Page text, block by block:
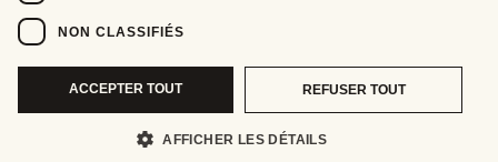
NON CLASSIFIÉS
ACCEPTER TOUT REFUSER TOUT
AFFICHER LES DÉTAILS